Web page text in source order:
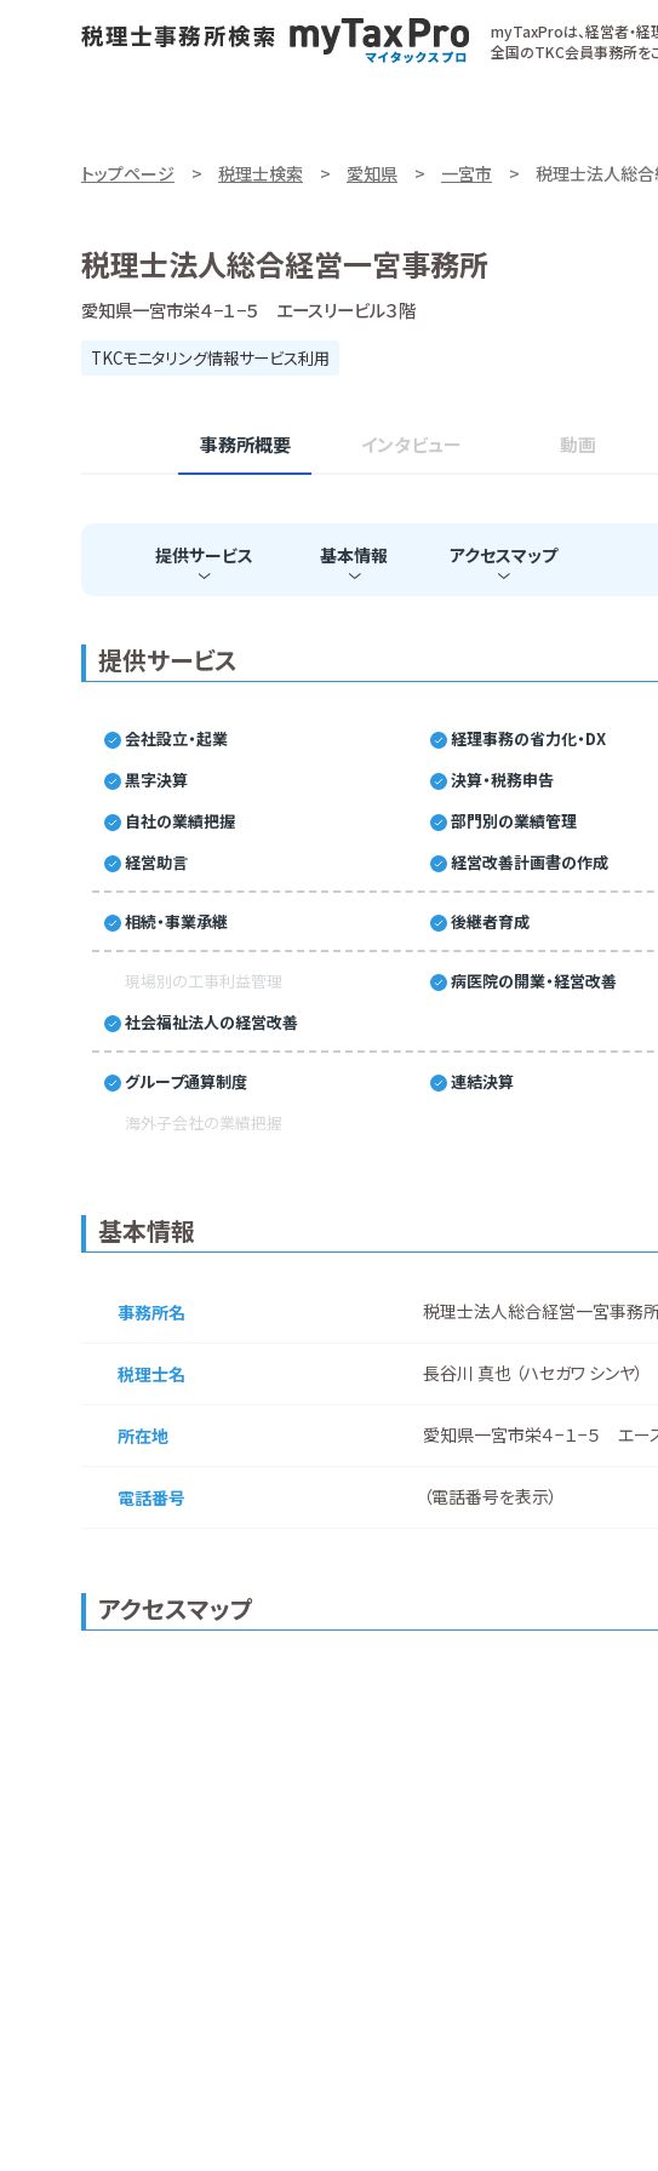
myTaxProは、経営者・
全国のTKC会員事務所を
トップページ 税理士検索 愛知県 一宮市 税理士法人総
税理士法人総合経営一宮事務所
愛知県一宮市栄４−１−５ エースリービル３階
TKCモニタリング情報サービス利用
事務所概要 インタビュー 動画
提供サービス 基本情報 アクセスマップ
提供サービス
会社設立・起業 経理事務の省力化・DX
黒字決算
決算・税務申告
自社の業績把握
部門別の業績管理
経営助言
経営改善計画書の作成
相続・事業承継 後継者育成
現場別の工事利益管理 病医院の開業・経営改善
社会福祉法人の経営改善
グループ通算制度 連結決算
海外子会社の業績把握
基本情報
事務所名 税理士法人総合経営一宮事務
税理士名 長谷川 真也 （ハセガワ シンヤ）
所在地 愛知県一宮市栄４−１−５ エー
電話番号 （電話番号を表示）
アクセスマップ